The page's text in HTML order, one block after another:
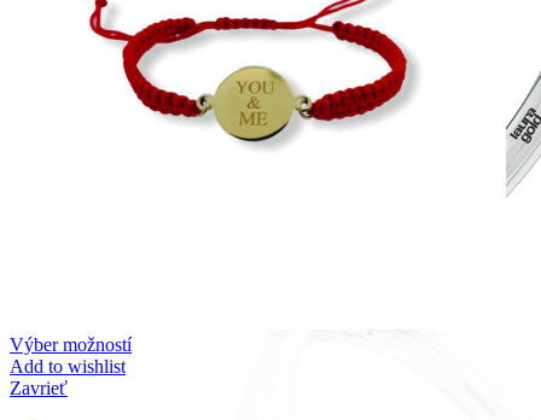
Výber možností
Add to wishlist
Zavrieť